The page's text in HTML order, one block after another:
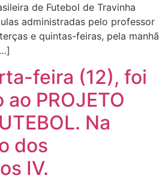
de Futebol de Travinha
administradas pelo professor
e quintas-feiras, pela manhã
feira (12), foi
PROJETO
Na
dos
IV.